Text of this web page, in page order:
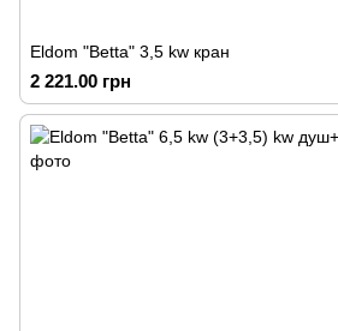
Eldom "Betta" 3,5 kw кран
2 221.00 грн